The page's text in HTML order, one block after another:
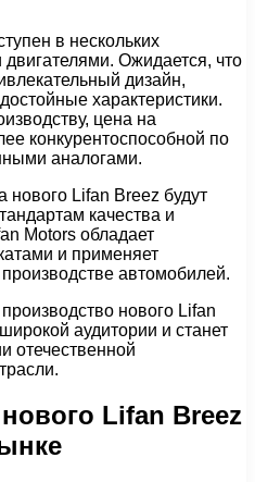
в нескольких
Ожидается, что
дизайн,
характеристики.
цена на
конкурентоспособной по
аналогами.
нового Lifan Breez будут
качества и
Motors обладает
и применяет
автомобилей.
нового Lifan
аудитории и станет
отечественной
Lifan Breez